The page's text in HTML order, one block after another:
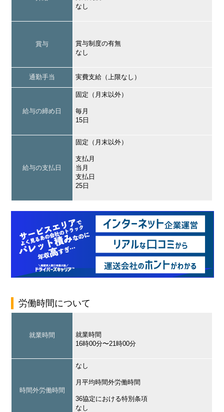
なし
賞与
賞与制度の有無
なし
通勤手当 実費支給（上限なし）
給与の締め日
固定（月末以外）
毎月
15日
給与の支払日
固定（月末以外）
支払月
当月
支払日
25日
労働時間について
就業時間
就業時間
16時00分〜21時00分
時間外労働時間
なし
月平均時間外労働時間
36協定における特別条項
なし